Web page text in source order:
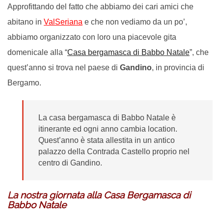
Approfittando del fatto che abbiamo dei cari amici che
abitano in ValSeriana e che non vediamo da un po’,
abbiamo organizzato con loro una piacevole gita
domenicale alla “Casa bergamasca di Babbo Natale”, che
quest’anno si trova nel paese di Gandino, in provincia di
Bergamo.
La casa bergamasca di Babbo Natale è
itinerante ed ogni anno cambia location.
Quest’anno è stata allestita in un antico
palazzo della Contrada Castello proprio nel
centro di Gandino.
La nostra giornata alla Casa Bergamasca di
Babbo Natale